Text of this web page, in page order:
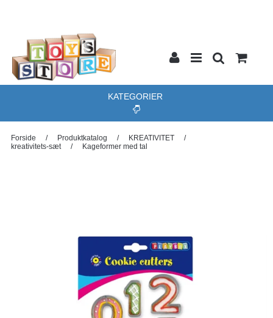
KATEGORIER
Forside / Produktkatalog / KREATIVITET
/
kreativitets-sæt
/ Kageformer med tal